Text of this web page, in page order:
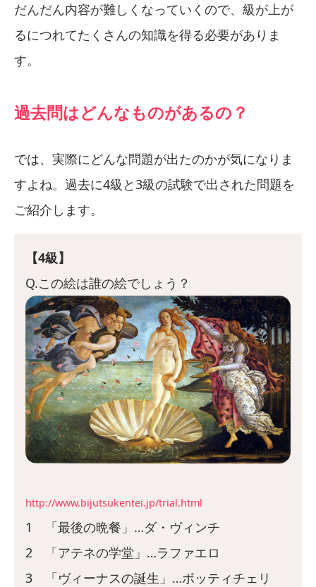
だんだん内容が難しくなっていくので、級が上が
るにつれてたくさんの知識を得る必要がありま
す。
過去問はどんなものがあるの？
では、実際にどんな問題が出たのかが気になりま
すよね。過去に4級と3級の試験で出された問題を
ご紹介します。
【4級】
Q.この絵は誰の絵でしょう？
http://www.bijutsukentei.jp/trial.html
1 「最後の晩餐」…ダ・ヴィンチ
2 「アテネの学堂」…ラファエロ
3 「ヴィーナスの誕生」…ボッティチェリ